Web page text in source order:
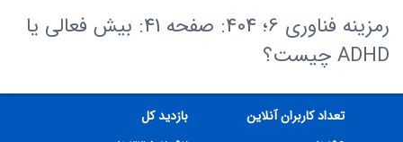
رمزینه فناوری 6؛ 404: صفحه 41: بیش فعالی یا
ADHD چیست؟
تعداد کاربران آنلاین
بازدید کل